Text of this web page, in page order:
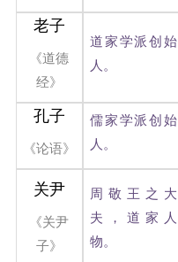
老子
《道德
经》
道家学派创始
人。
孔子
《论语》
儒家学派创始
人。
关尹
《关尹
子》
周敬王之大
夫，道家人
物。